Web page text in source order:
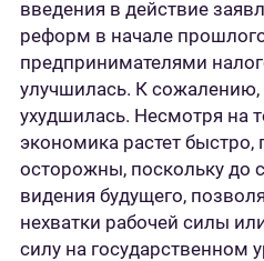
введения в действие
реформ в начале
предпринимателями
улучшилась. К сожалению,
ухудшилась. Несмотря на
экономика растет
осторожны, поскольку до
видения будущего,
нехватки рабочей силы
силу на государственном